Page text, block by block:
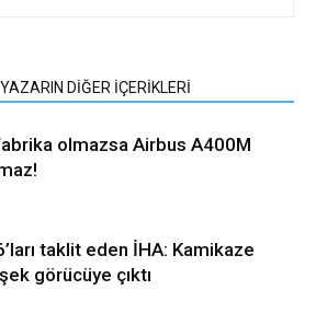
YAZARIN DİĞER İÇERİKLERİ
olmazsa Airbus A400M
taklit eden İHA: Kamikaze
görücüye çıktı